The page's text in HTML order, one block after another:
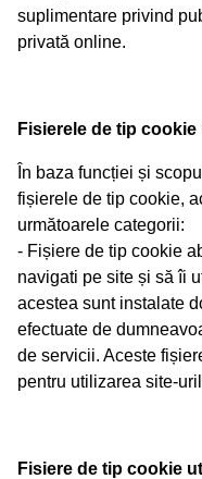
suplimentare privind
privată online.
Fisierele de tip
În baza funcției și
fișierele de tip cookie,
următoarele categorii:
- Fișiere de tip cookie
navigati pe site și să îi
acestea sunt instalate
efectuate de
de servicii. Aceste
pentru utilizarea site-
Fisiere de tip cookie